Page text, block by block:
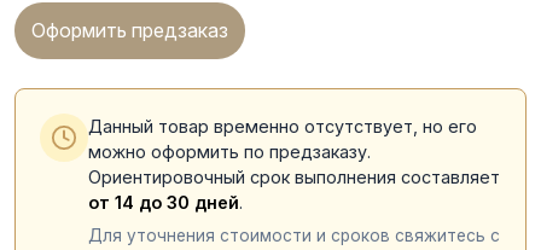
Оформить предзаказ
Данный товар временно отсутствует, но его
можно оформить по предзаказу.
Ориентировочный срок выполнения составляет
от 14 до 30 дней.
Для уточнения стоимости и сроков свяжитесь с